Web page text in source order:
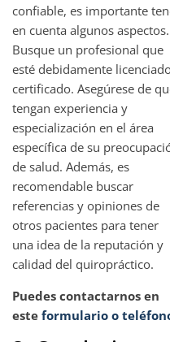
confiable, es importante
en cuenta algunos aspectos.
Busque un profesional que
esté debidamente
certificado. Asegúrese de
tengan experiencia y
especialización en el área
específica de su
de salud. Además, es
recomendable buscar
referencias y opiniones de
otros pacientes para tener
una idea de la reputación y
calidad del quiropráctico.
Puedes contactarnos en
este formulario o